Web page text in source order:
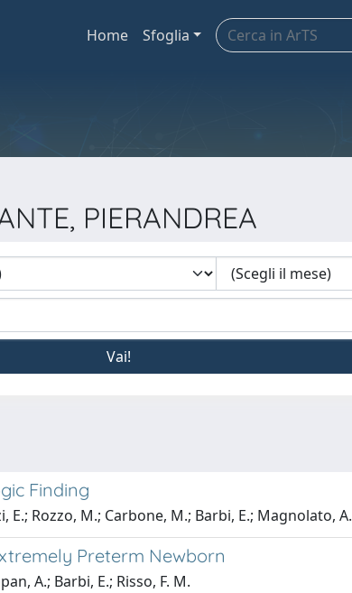
Home Sfoglia
PIERANDREA
Finding
E.; Rozzo, M.; Carbone, M.; Barbi, E.; Magnolato, A.
Preterm Newborn
A.; Barbi, E.; Risso, F. M.